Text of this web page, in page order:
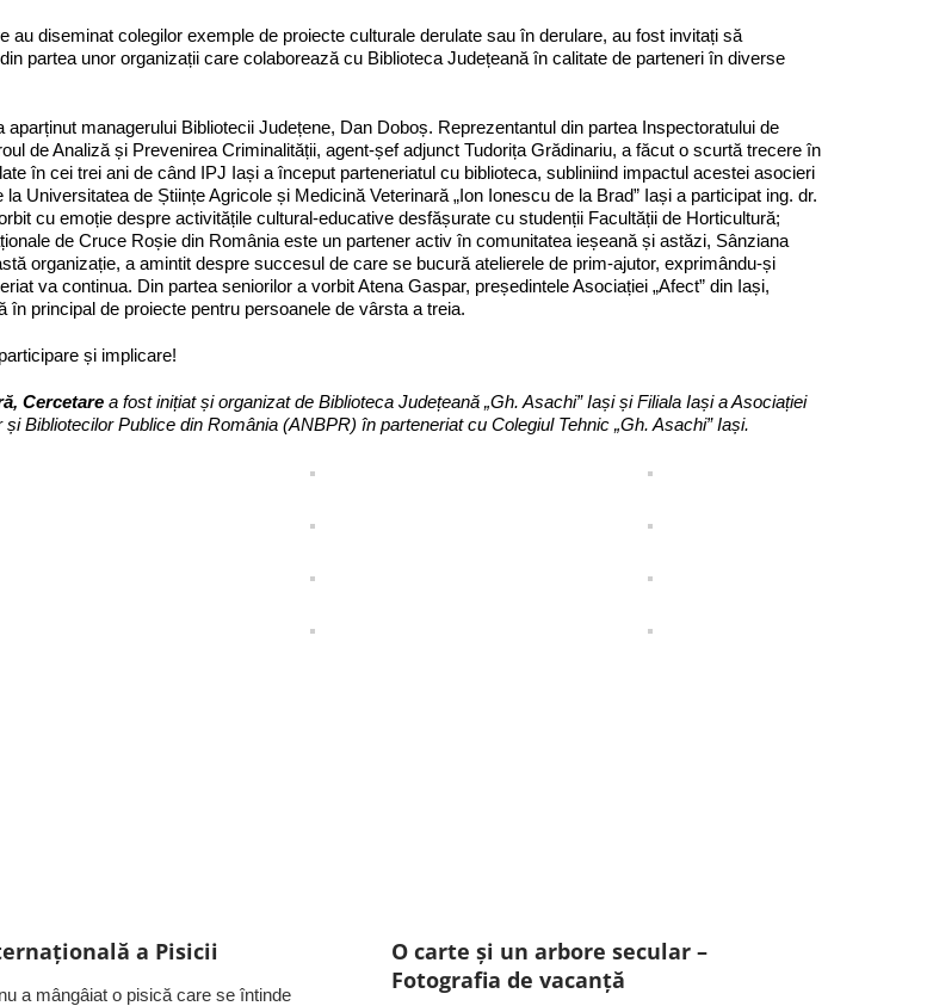
au diseminat colegilor exemple de proiecte culturale derulate sau în derulare, au fost invitați să
partea unor organizații care colaborează cu Biblioteca Județeană în calitate de parteneri în diverse
aparținut managerului Bibliotecii Județene, Dan Doboș. Reprezentantul din partea Inspectoratului de
de Analiză și Prevenirea Criminalității, agent-șef adjunct Tudorița Grădinariu, a făcut o scurtă trecere în
în cei trei ani de când IPJ Iași a început parteneriatul cu biblioteca, subliniind impactul acestei asocieri
la Universitatea de Științe Agricole și Medicină Veterinară „Ion Ionescu de la Brad” Iași a participat ing. dr.
cu emoție despre activitățile cultural-educative desfășurate cu studenții Facultății de Horticultură;
de Cruce Roșie din România este un partener activ în comunitatea ieșeană și astăzi, Sânziana
organizație, a amintit despre succesul de care se bucură atelierele de prim-ajutor, exprimându-și
va continua. Din partea seniorilor a vorbit Atena Gaspar, președintele Asociației „Afect” din Iași,
în principal de proiecte pentru persoanele de vârsta a treia.
și implicare!
Cercetare a fost inițiat și organizat de Biblioteca Județeană „Gh. Asachi” Iași și Filiala Iași a Asociației
Bibliotecilor Publice din România (ANBPR) în parteneriat cu Colegiul Tehnic „Gh. Asachi” Iași.
a Pisicii
a mângâiat o pisică care se întinde
O carte și un arbore secular –
Fotografia de vacanță